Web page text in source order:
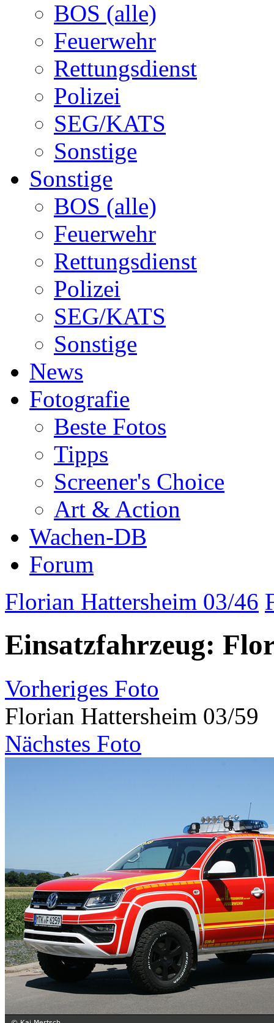
BOS (alle)
Feuerwehr
Rettungsdienst
Polizei
SEG/KATS
Sonstige
Sonstige
BOS (alle)
Feuerwehr
Rettungsdienst
Polizei
SEG/KATS
Sonstige
News
Fotografie
Beste Fotos
Tipps
Screener's Choice
Art & Action
Wachen-DB
Forum
Florian Hattersheim 03/46
Einsatzfahrzeug:
Vorheriges Foto
Florian Hattersheim 03/59
Nächstes Foto